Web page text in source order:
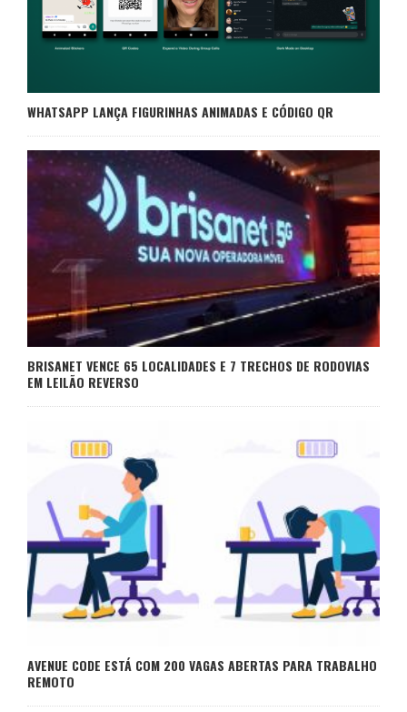
WHATSAPP LANÇA FIGURINHAS ANIMADAS E CÓDIGO QR
BRISANET VENCE 65 LOCALIDADES E 7 TRECHOS DE RODOVIAS
EM LEILÃO REVERSO
AVENUE CODE ESTÁ COM 200 VAGAS ABERTAS PARA TRABALHO
REMOTO